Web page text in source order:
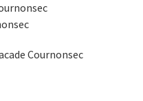
Cournonsec